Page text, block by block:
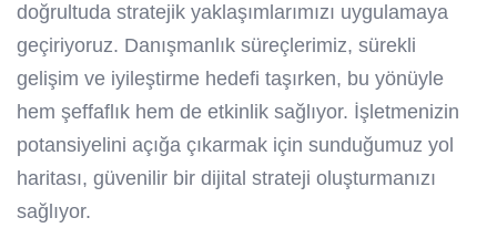
doğrultuda stratejik yaklaşımlarımızı uygulamaya
geçiriyoruz. Danışmanlık süreçlerimiz, sürekli
gelişim ve iyileştirme hedefi taşırken, bu yönüyle
hem şeffaflık hem de etkinlik sağlıyor. İşletmenizin
potansiyelini açığa çıkarmak için sunduğumuz yol
haritası, güvenilir bir dijital strateji oluşturmanızı
sağlıyor.